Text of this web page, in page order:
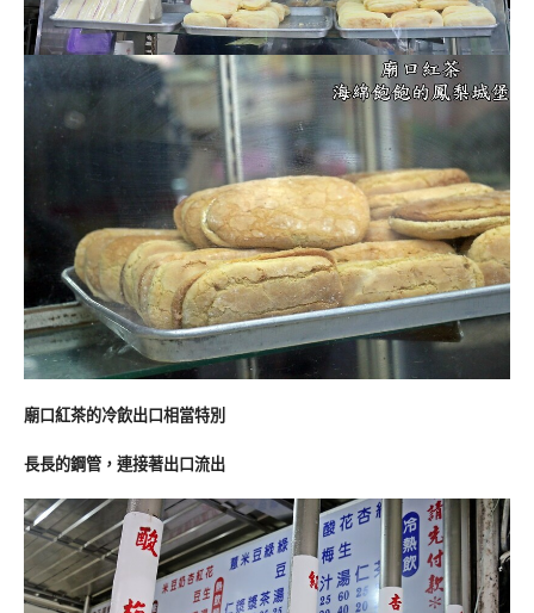
廟口紅茶的冷飲出口相當特別
長長的鋼管，連接著出口流出